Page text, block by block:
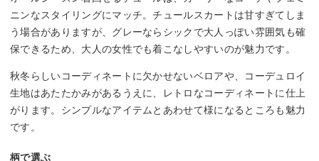
ニンなスタイリングにマッチ。チュールスカートは甘すぎてしま
う場合がありますが、グレーならシックで大人っぽい雰囲気も確
保できるため、大人の女性でも着こなしやすいのが魅力です。
秋冬らしいコーディネートに欠かせないベロアや、コーデュロイ
生地はあたたかみがあるうえに、レトロなコーディネートに仕上
がります。シンプルなアイテムとあわせて様になるところも魅力
です。
柄で選ぶ